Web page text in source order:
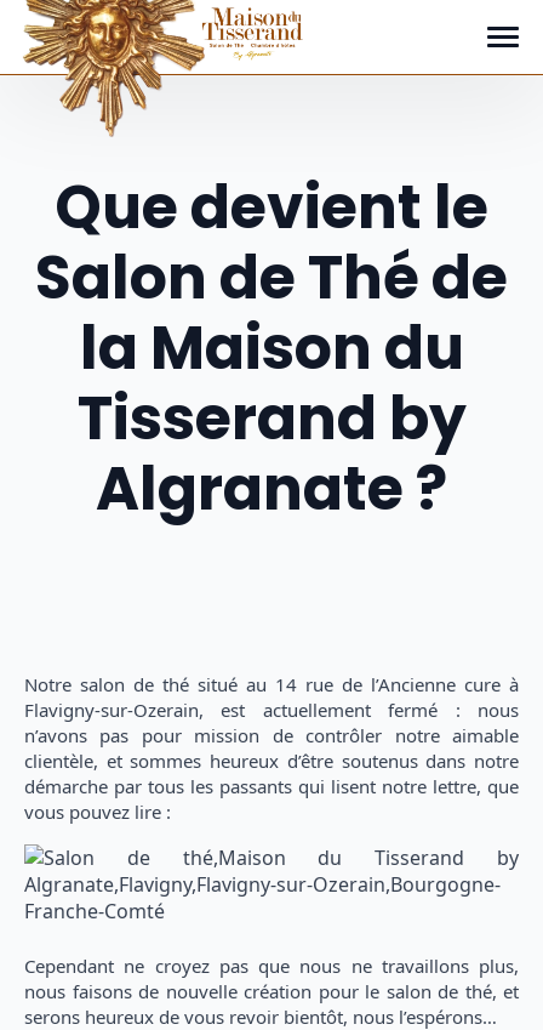
le coin des nouvelles
Que devient le
Salon de Thé de
la Maison du
Tisserand by
Algranate ?
Notre salon de thé situé au 14 rue de l’Ancienne cure à
Flavigny-sur-Ozerain, est actuellement fermé : nous
n’avons pas pour mission de contrôler notre aimable
clientèle, et sommes heureux d’être soutenus dans notre
démarche par tous les passants qui lisent notre lettre, que
vous pouvez lire :
Cependant ne croyez pas que nous ne travaillons plus,
nous faisons de nouvelle création pour le salon de thé, et
serons heureux de vous revoir bientôt, nous l’espérons…